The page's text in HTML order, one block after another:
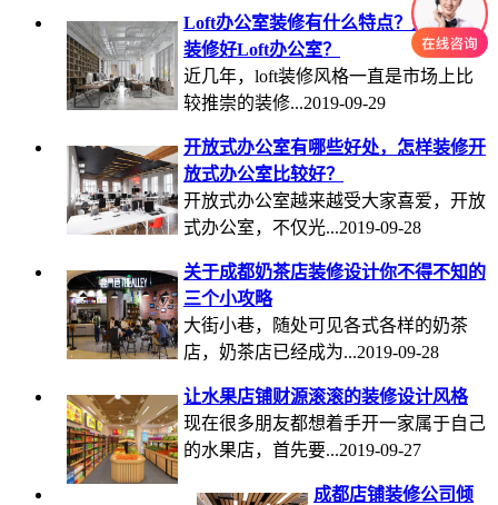
Loft办公室装修有什么特点？如何才能
装修好Loft办公室？
近几年，loft装修风格一直是市场上比
较推崇的装修...2019-09-29
开放式办公室有哪些好处，怎样装修开
放式办公室比较好？
开放式办公室越来越受大家喜爱，开放
式办公室，不仅光...2019-09-28
关于成都奶茶店装修设计你不得不知的
三个小攻略
大街小巷，随处可见各式各样的奶茶
店，奶茶店已经成为...2019-09-28
让水果店铺财源滚滚的装修设计风格
现在很多朋友都想着手开一家属于自己
的水果店，首先要...2019-09-27
成都店铺装修公司倾